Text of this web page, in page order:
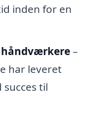
inden for en
håndværkere–
har leveret
til